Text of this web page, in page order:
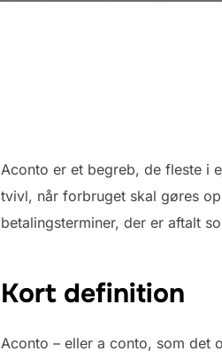
Aconto er et begreb, de fleste i
tvivl, når forbruget skal gøres
betalingsterminer, der er aftalt
Kort definition
Aconto – eller a conto, som det